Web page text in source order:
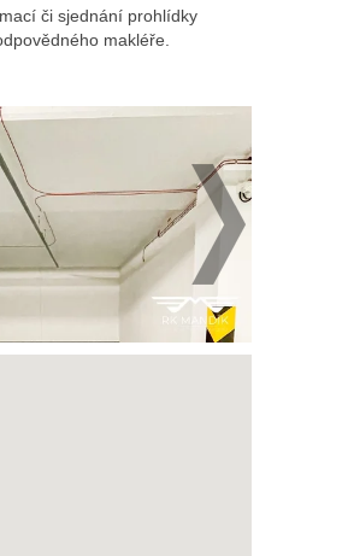
či sjednání prohlídky
makléře.